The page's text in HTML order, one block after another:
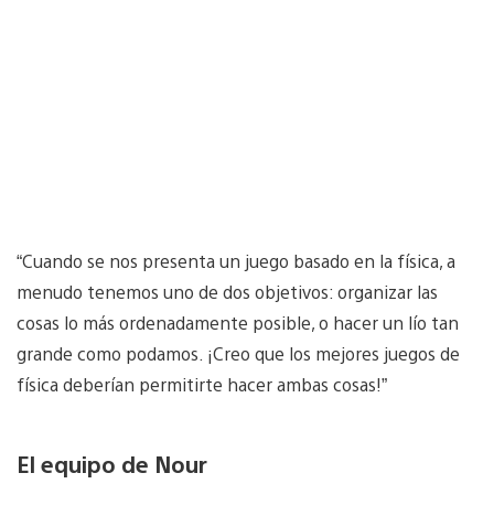
“Cuando se nos presenta un juego basado en la física, a
menudo tenemos uno de dos objetivos: organizar las
cosas lo más ordenadamente posible, o hacer un lío tan
grande como podamos. ¡Creo que los mejores juegos de
física deberían permitirte hacer ambas cosas!”
El equipo de Nour